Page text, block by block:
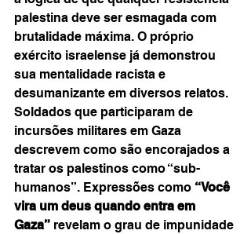
palestina deve ser esmagada com
brutalidade máxima. O próprio
exército israelense já demonstrou
sua mentalidade racista e
desumanizante em diversos relatos.
Soldados que participaram de
incursões militares em Gaza
descrevem como são encorajados a
tratar os palestinos como “sub-
humanos”. Expressões como “Você
vira um deus quando entra em
Gaza” revelam o grau de impunidade